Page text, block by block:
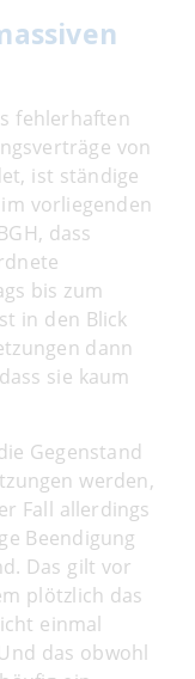
fehlerhaften
von
ist ständige
vorliegenden
dass
bis zum
in den Blick
dann
sie kaum
Gegenstand
werden,
Fall allerdings
Beendigung
Das gilt vor
plötzlich das
einmal
das obwohl